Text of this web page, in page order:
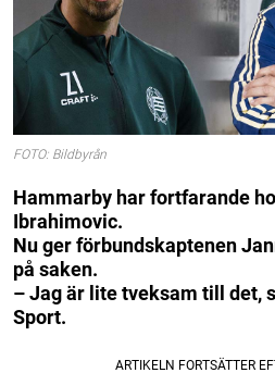
FOTO: Bildbyrån
Hammarby har fortfarande
Ibrahimovic.
Nu ger förbundskaptenen
på saken.
– Jag är lite tveksam till det,
Sport.